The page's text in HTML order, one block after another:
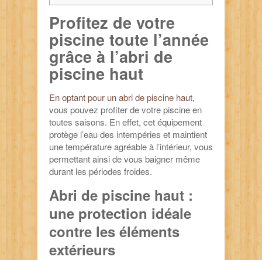
Profitez de votre
piscine toute l’année
grâce à l’abri de
piscine haut
En optant pour un abri de piscine haut,
vous pouvez profiter de votre piscine en
toutes saisons. En effet, cet équipement
protège l’eau des intempéries et maintient
une température agréable à l’intérieur, vous
permettant ainsi de vous baigner même
durant les périodes froides.
Abri de piscine haut :
une protection idéale
contre les éléments
extérieurs